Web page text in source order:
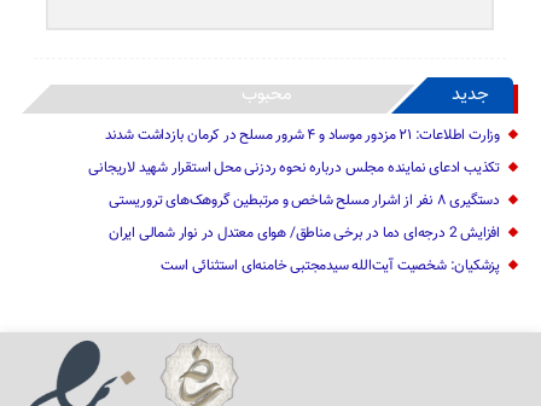
جدید محبوب
وزارت اطلاعات: ۲۱ مزدور موساد و ۴ شرور مسلح در کرمان بازداشت شدند
تکذیب ادعای نماینده مجلس درباره نحوه ردزنی محل استقرار شهید لاریجانی
دستگیری ۸ نفر از اشرار مسلح شاخص و مرتبطین گروهک‌های تروریستی
افزایش 2 درجه‌ای دما در برخی مناطق/ هوای معتدل در نوار شمالی ایران
پزشکیان: شخصیت آیت‌الله سیدمجتبی خامنه‌ای استثنائی است